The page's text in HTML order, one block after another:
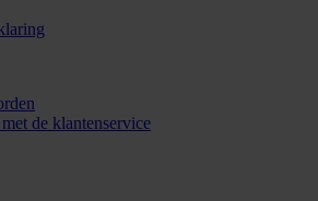
de klantenservice